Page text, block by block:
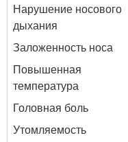
Нарушение носового
дыхания
Заложенность носа
Повышенная
температура
Головная боль
Утомляемость